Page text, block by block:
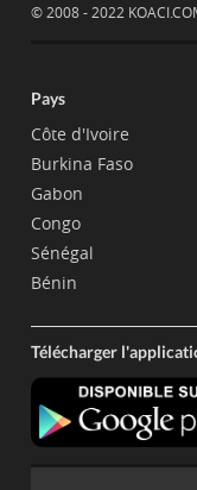
© 2008 - 2022
Pays
Côte d'Ivoire
Burkina Faso
Gabon
Congo
Sénégal
Bénin
Télécharger